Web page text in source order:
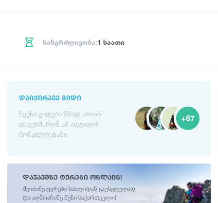
ხანგრძლივობა:1 საათი
ᲓᲐᲘᲥᲘᲠᲐᲕᲔ ᲒᲘᲓᲘ
ჩვენი გიდები მზად არიან
დაგეხმარონ ამ ადგილის
მონახულებაში
+67
დაჯავშნე ტურები ონლაინ!
შეიძინე ტურები სახლიდან გაუსვლელად
და აღმოაჩინე შენი საქართველო!